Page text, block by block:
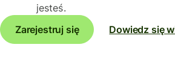
jesteś.
Zarejestruj się
Dowiedz się